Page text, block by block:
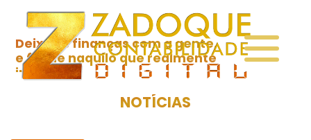
Deixe as finanças com a gente,
e foque naquilo que realmente
importa!
NOTÍCIAS